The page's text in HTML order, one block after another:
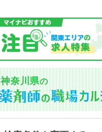
神奈川県の